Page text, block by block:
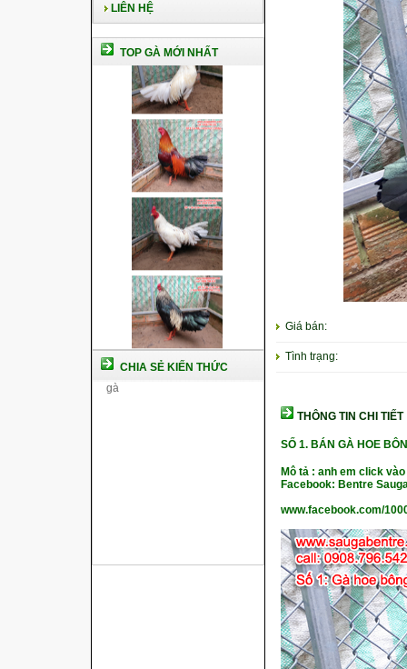
LIÊN HỆ
TOP GÀ MỚI NHẤT
CHIA SẺ KIẾN THỨC
Cách nuôi gà đông tảo thuần
Giá bán:
Tình trạng:
THÔNG TIN CHI TIẾT
SỐ 1. BÁN GÀ HOE
Mô tả : anh em click
Facebook: Bentre
www.facebook.com/